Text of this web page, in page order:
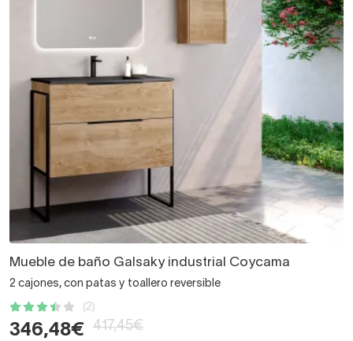
Mueble de baño Galsaky industrial Coycama
2 cajones, con patas y toallero reversible
(2)
346,48€ 417,45€